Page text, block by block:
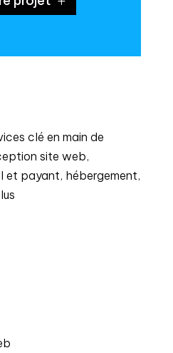
clé en main de
site web,
et payant, hébergement,